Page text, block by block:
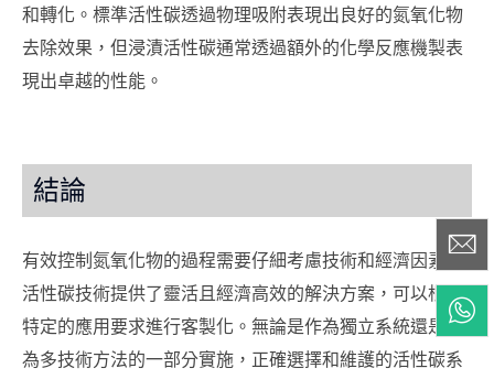
和轉化。標準活性碳透過物理吸附表現出良好的氮氧化物
去除效果，但浸漬活性碳通常透過額外的化學反應機製表
現出卓越的性能。
結論
有效控制氮氧化物的過程需要仔細考慮技術和經濟因素。
活性碳技術提供了靈活且經濟高效的解決方案，可以根據
特定的應用要求進行客製化。無論是作為獨立系統還是作
為多技術方法的一部分實施，正確選擇和維護的活性碳系